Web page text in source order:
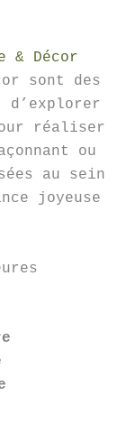
& Décor
sont des
d’explorer
réaliser
ou
au sein
joyeuse